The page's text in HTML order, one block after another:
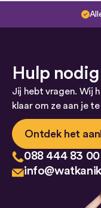
Hulp
Jij hebt vragen. Wij
klaar om ze aan je
Ontdek het
088 444 83 00